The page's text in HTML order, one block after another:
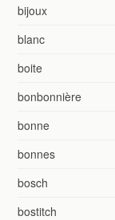
bijoux
blanc
boite
bonbonnière
bonne
bonnes
bosch
bostitch